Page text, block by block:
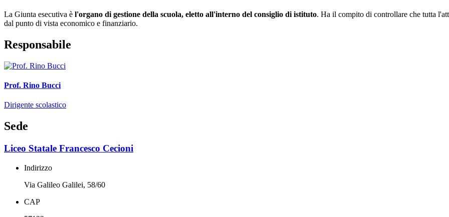
La Giunta esecutiva è l'organo di gestione della scuola, eletto all'interno del consiglio di istituto. Ha il compito di controllare che tutta
dal punto di vista economico e finanziario.
Responsabile
Prof. Rino Bucci
Dirigente scolastico
Sede
Liceo Statale Francesco Cecioni
Indirizzo
Via Galileo Galilei, 58/60
CAP